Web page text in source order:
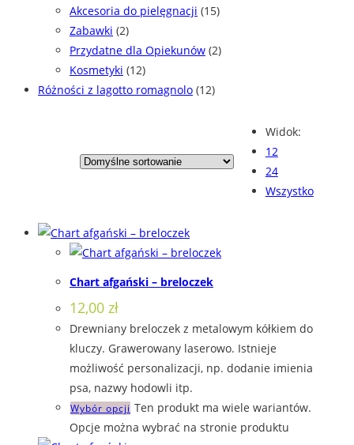
Widok:
12
24
Wszystko
Chart afgański – breloczek
12,00 zł
Drewniany breloczek z metalowym kółkiem do
kluczy. Grawerowany laserowo. Istnieje
możliwość personalizacji, np. dodanie imienia
psa, nazwy hodowli itp.
Wybór opcji Ten produkt ma wiele wariantów.
Opcje można wybrać na stronie produktu
Akcesoria do pielęgnacji (15)
Zabawki (2)
Przydatne dla Opiekunów (2)
Kosmetyki (12)
Różności z lagotto romagnolo (12)